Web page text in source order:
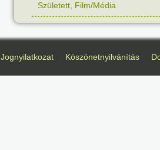
Született Film/Média
Jognyilatkozat Köszönetnyilvánítás